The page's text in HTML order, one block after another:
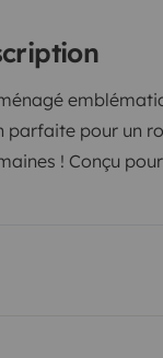
parfaite pour un
! Conçu
explorer la